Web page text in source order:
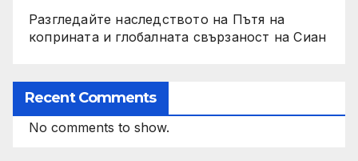
Разгледайте наследството на Пътя на
коприната и глобалната свързаност на Сиан
Recent Comments
No comments to show.